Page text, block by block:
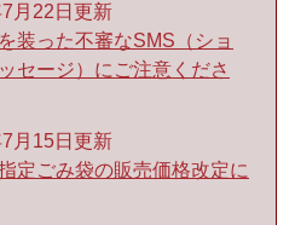
月22日更新
装った不審なSMS（ショ
セージ）にご注意くださ
月15日更新
定ごみ袋の販売価格改定に